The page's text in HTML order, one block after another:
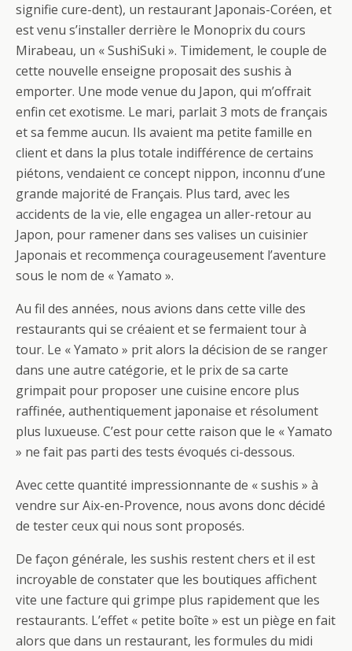
signifie cure-dent), un restaurant Japonais-Coréen, et
est venu s’installer derrière le Monoprix du cours
Mirabeau, un « SushiSuki ». Timidement, le couple de
cette nouvelle enseigne proposait des sushis à
emporter. Une mode venue du Japon, qui m’offrait
enfin cet exotisme. Le mari, parlait 3 mots de français
et sa femme aucun. Ils avaient ma petite famille en
client et dans la plus totale indifférence de certains
piétons, vendaient ce concept nippon, inconnu d’une
grande majorité de Français. Plus tard, avec les
accidents de la vie, elle engagea un aller-retour au
Japon, pour ramener dans ses valises un cuisinier
Japonais et recommença courageusement l’aventure
sous le nom de « Yamato ».
Au fil des années, nous avions dans cette ville des
restaurants qui se créaient et se fermaient tour à
tour. Le « Yamato » prit alors la décision de se ranger
dans une autre catégorie, et le prix de sa carte
grimpait pour proposer une cuisine encore plus
raffinée, authentiquement japonaise et résolument
plus luxueuse. C’est pour cette raison que le « Yamato
» ne fait pas parti des tests évoqués ci-dessous.
Avec cette quantité impressionnante de « sushis » à
vendre sur Aix-en-Provence, nous avons donc décidé
de tester ceux qui nous sont proposés.
De façon générale, les sushis restent chers et il est
incroyable de constater que les boutiques affichent
vite une facture qui grimpe plus rapidement que les
restaurants. L’effet « petite boîte » est un piège en fait
alors que dans un restaurant, les formules du midi